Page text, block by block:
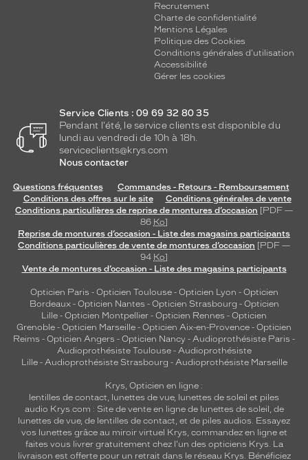
Recrutement
Charte de confidentialité
Mentions Légales
Politique des Cookies
Conditions générales d'utilisation
Accessibilité
Gérer les cookies
Service Clients : 09 69 32 80 35
Pendant l'été, le service clients est disponible du
lundi au vendredi de 10h à 18h.
serviceclients@krys.com
Nous contacter
Questions fréquentes
Commandes - Retours - Remboursement
Conditions des offres sur le site
Conditions générales de vente
Conditions particulières de reprise de montures d’occasion [PDF —
86 Ko]
Reprise de montures d’occasion - Liste des magasins participants
Conditions particulières de vente de montures d’occasion [PDF —
94 Ko]
Vente de montures d’occasion - Liste des magasins participants
Opticien Paris - Opticien Toulouse- Opticien Lyon - Opticien
Bordeaux- Opticien Nantes - Opticien Strasbourg - Opticien
Lille - Opticien Montpellier - Opticien Rennes - Opticien
Grenoble - Opticien Marseille - Opticien Aix-en-Provence - Opticien
Reims - Opticien Angers - Opticien Nancy - Audioprothésiste Paris -
Audioprothésiste Toulouse- Audioprothésiste
Lille- Audioprothésiste Strasbourg - Audioprothésiste Marseille
Krys, Opticien en ligne :
lentilles de contact lunettes de vue, lunettes de soleil et piles
audio Krys.com : Site de vente en ligne de lunettes de soleil, de
lunettes de vue, de lentilles de contact , et de piles audios. Essayez
vos lunettes grâce au miroir virtuel Krys, commandez en ligne et
faites vous livrer gratuitement chez l'un des opticiens Krys. La
livraison est offerte pour un retrait dans le réseau Krys. Bénéficiez